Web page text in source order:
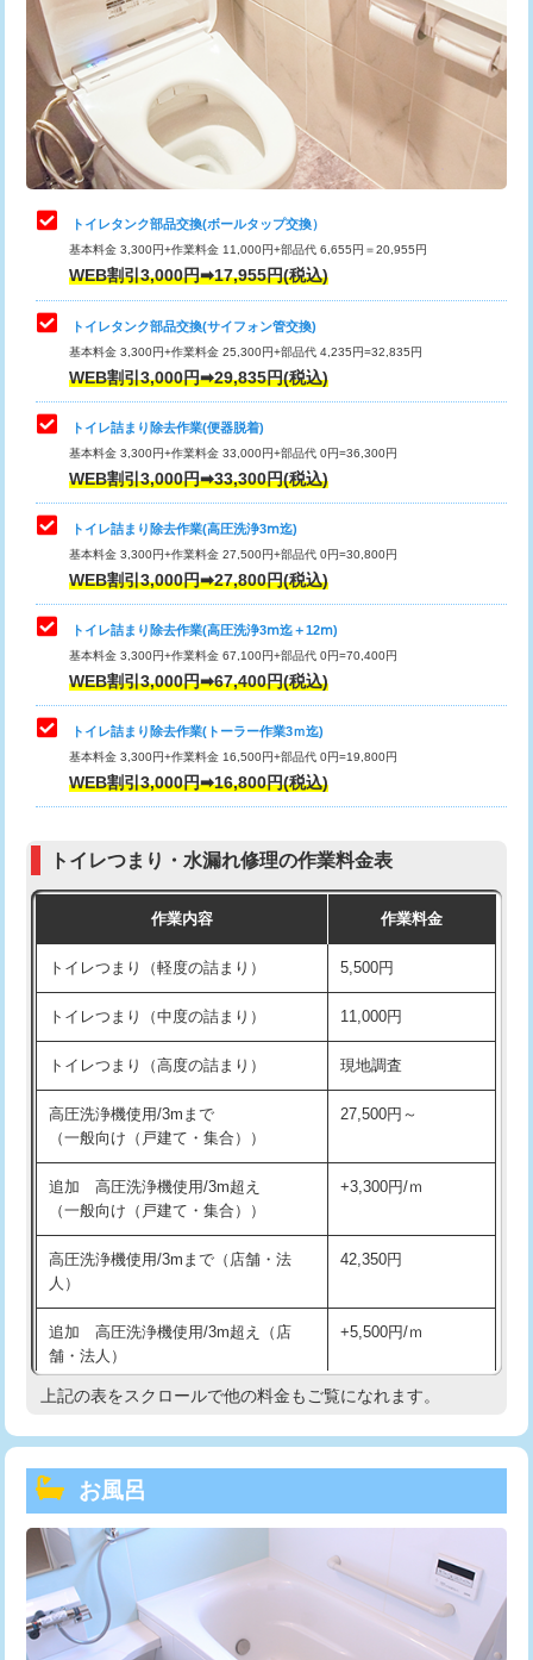
トイレタンク部品交換(ボールタップ交換）
基本料金 3,300円+作業料金 11,000円+部品代 6,655円＝20,955円
WEB割引3,000円➡17,955円(税込)
トイレタンク部品交換(サイフォン管交換)
基本料金 3,300円+作業料金 25,300円+部品代 4,235円=32,835円
WEB割引3,000円➡29,835円(税込)
トイレ詰まり除去作業(便器脱着)
基本料金 3,300円+作業料金 33,000円+部品代 0円=36,300円
WEB割引3,000円➡33,300円(税込)
トイレ詰まり除去作業(高圧洗浄3ⅿ迄)
基本料金 3,300円+作業料金 27,500円+部品代 0円=30,800円
WEB割引3,000円➡27,800円(税込)
トイレ詰まり除去作業(高圧洗浄3ⅿ迄＋12ⅿ)
基本料金 3,300円+作業料金 67,100円+部品代 0円=70,400円
WEB割引3,000円➡67,400円(税込)
トイレ詰まり除去作業(トーラー作業3ｍ迄)
基本料金 3,300円+作業料金 16,500円+部品代 0円=19,800円
WEB割引3,000円➡16,800円(税込)
トイレつまり・水漏れ修理の作業料金表
作業内容 作業料金
トイレつまり（軽度の詰まり） 5,500円
トイレつまり（中度の詰まり） 11,000円
トイレつまり（高度の詰まり） 現地調査
高圧洗浄機使用/3mまで
（一般向け（戸建て・集合））
27,500円～
追加 高圧洗浄機使用/3m超え
（一般向け（戸建て・集合））
+3,300円/ｍ
高圧洗浄機使用/3mまで（店舗・法
人）
42,350円
追加 高圧洗浄機使用/3m超え（店
舗・法人）
+5,500円/ｍ
高度高圧洗浄換 現地調査
トーラー機使用/3mまで
追加トーラー機使用/3m超え
カメラ調査 33,000円
桝清掃 8,800円
上記の表をスクロールで他の料金もご覧になれます。
お風呂